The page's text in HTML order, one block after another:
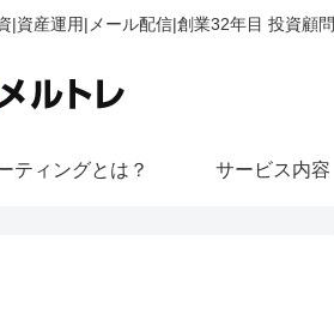
|資産運用|メール配信|創業32年目 投資顧問
ティングとは？ サービス内容